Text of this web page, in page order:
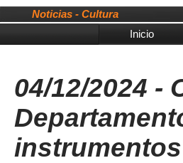
Noticias - Cultura
Inicio
04/12/2024 -
instrumentos